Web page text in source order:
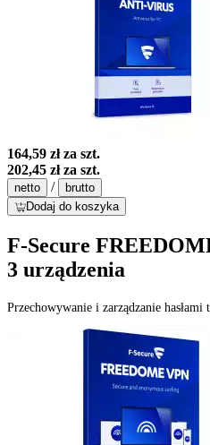
164,59 złza szt.
202,45 złza szt.
netto /
brutto
Dodaj do koszyka
F-Secure
3 urządzenia
Przechowywanie i zarządzanie hasłami